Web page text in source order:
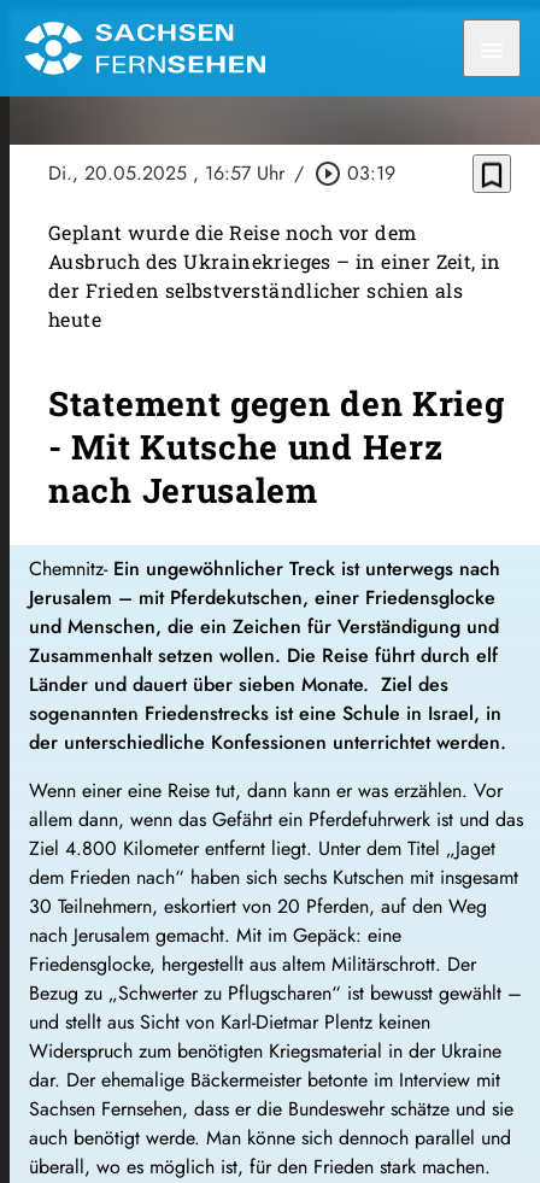
Di., 20.05.2025 , 16:57 Uhr / play_circle_outline 03:19 bookmark_border
Geplant wurde die Reise noch vor dem
Ausbruch des Ukrainekrieges – in einer Zeit, in
der Frieden selbstverständlicher schien als
heute
Statement gegen den Krieg
- Mit Kutsche und Herz
nach Jerusalem
Chemnitz- Ein ungewöhnlicher Treck ist unterwegs nach
Jerusalem – mit Pferdekutschen, einer Friedensglocke
und Menschen, die ein Zeichen für Verständigung und
Zusammenhalt setzen wollen. Die Reise führt durch elf
Länder und dauert über sieben Monate. Ziel des
sogenannten Friedenstrecks ist eine Schule in Israel, in
der unterschiedliche Konfessionen unterrichtet werden.
Wenn einer eine Reise tut, dann kann er was erzählen. Vor
allem dann, wenn das Gefährt ein Pferdefuhrwerk ist und das
Ziel 4.800 Kilometer entfernt liegt. Unter dem Titel „Jaget
dem Frieden nach“ haben sich sechs Kutschen mit insgesamt
30 Teilnehmern, eskortiert von 20 Pferden, auf den Weg
nach Jerusalem gemacht. Mit im Gepäck: eine
Friedensglocke, hergestellt aus altem Militärschrott. Der
Bezug zu „Schwerter zu Pflugscharen“ ist bewusst gewählt –
und stellt aus Sicht von Karl-Dietmar Plentz keinen
Widerspruch zum benötigten Kriegsmaterial in der Ukraine
dar. Der ehemalige Bäckermeister betonte im Interview mit
Sachsen Fernsehen, dass er die Bundeswehr schätze und sie
auch benötigt werde. Man könne sich dennoch parallel und
überall, wo es möglich ist, für den Frieden stark machen.